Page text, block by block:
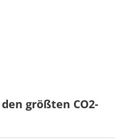
größten CO2-